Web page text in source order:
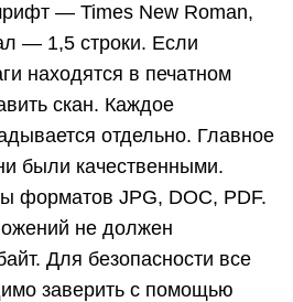
— Times New Roman,
— 1,5 строки. Если
находятся в печатном
скан. Каждое
отдельно. Главное
были качественными.
форматов JPG, DOC, PDF.
не должен
Для безопасности все
заверить с помощью